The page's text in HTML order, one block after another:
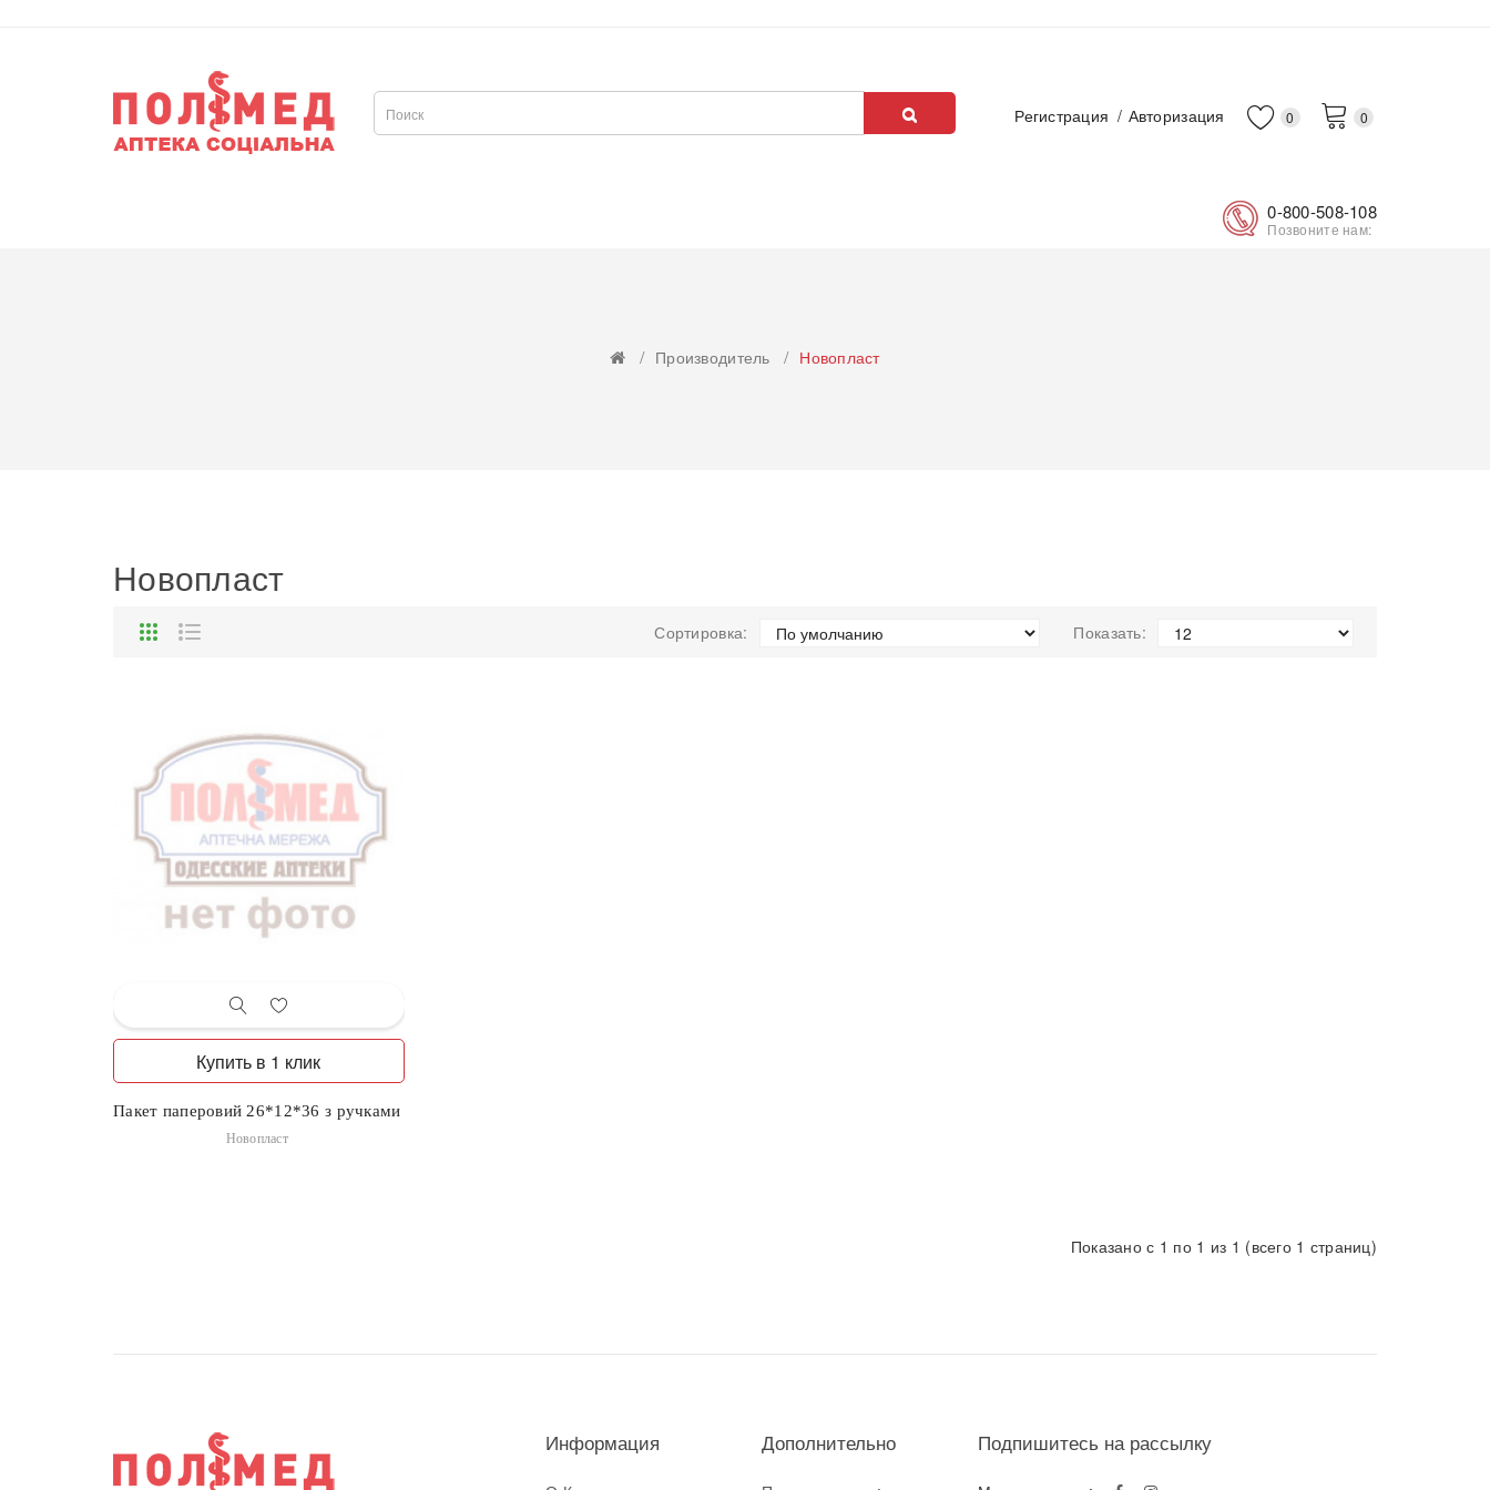
Регистрация Авторизация 0
0
0-800-508-108
Позвоните нам:
Производитель Новопласт
Новопласт
Сортировка: Показать:
Купить в 1 клик
Пакет паперовий 26*12*36 з ручками
Новопласт
Показано с 1 по 1 из 1 (всего 1 страниц)
Информация Дополнительно Подпишитесь на рассылку